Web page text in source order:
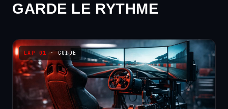
GARDE LE RYTHME
· GUIDE